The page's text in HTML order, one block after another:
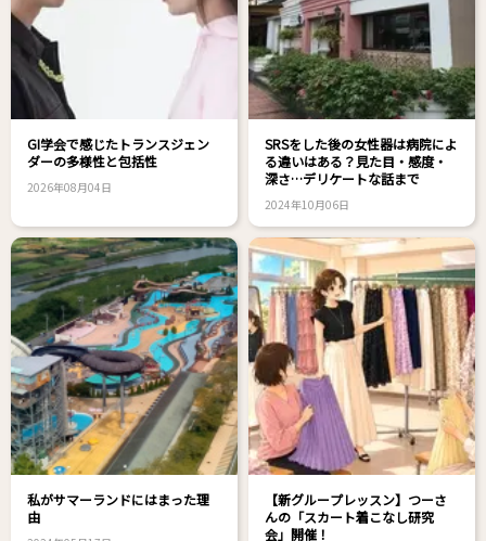
GI学会で感じたトランスジェン
ダーの多様性と包括性
2026年08月04日
SRSをした後の女性器は病院によ
る違いはある？見た目・感度・
深さ…デリケートな話まで
2024年10月06日
私がサマーランドにはまった理
由
【新グループレッスン】つーさ
んの「スカート着こなし研究
会」開催！